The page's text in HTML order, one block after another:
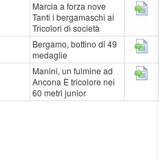
Marcia a forza nove
Tanti i bergamaschi ai
Tricolori di società
Bergamo, bottino di 49
medaglie
Manini, un fulmine ad
Ancona È tricolore nei
60 metri junior